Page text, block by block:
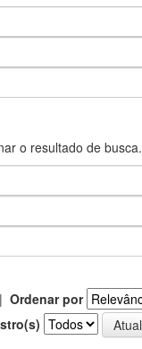
o resultado de busca.
| Ordenar por